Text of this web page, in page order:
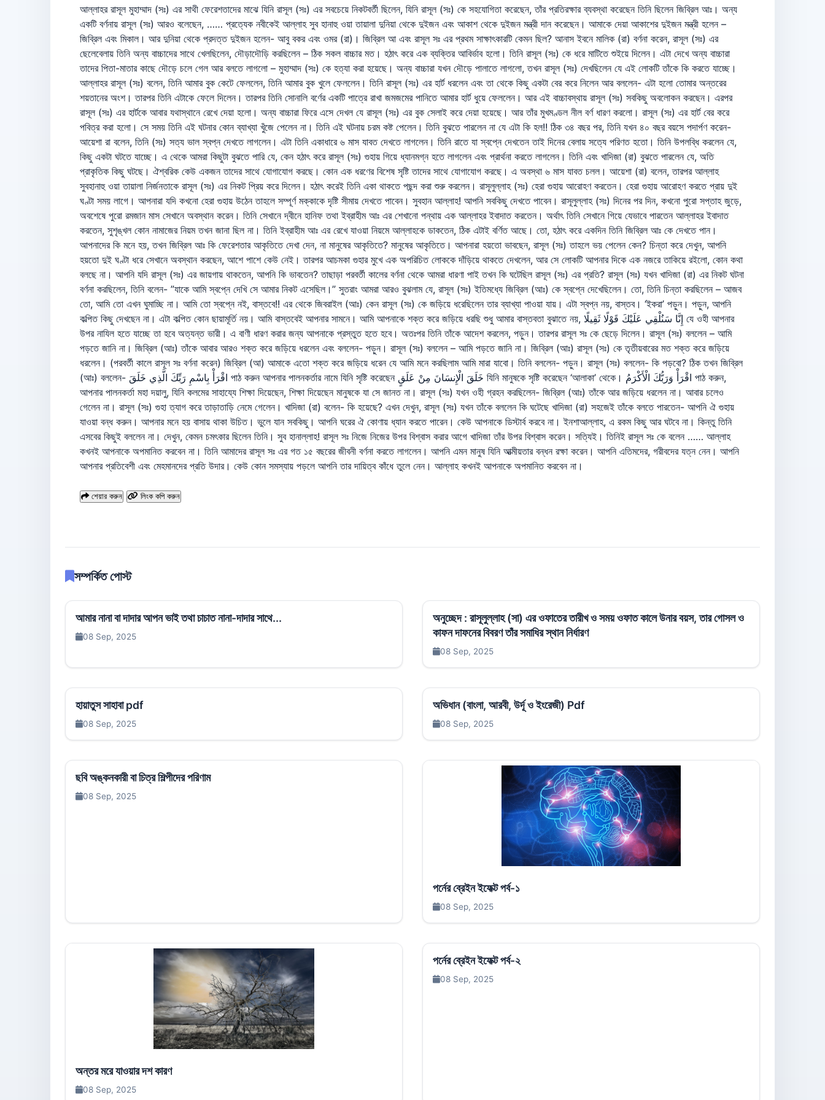
আল্লাহর রাসূল মুহাম্মাদ (সঃ) এর সাথী ফেরেশতাদের মাঝে যিনি রাসূল (সঃ) এর সবচেয়ে নিকটবর্তী ছিলেন, যিনি রাসূল (সঃ) কে সহযোগিতা করেছেন, তাঁর প্রতিরক্ষার ব্যবস্থা করেছেন তিনি ছিলেন জিব্রিল আঃ। অন্য
একটি বর্ণনায় রাসূল (সঃ) আরও বলেছেন, …… প্রত্যেক নবীকেই আল্লাহ সুব হানাহু ওয়া তায়ালা দুনিয়া থেকে দুইজন এবং আকাশ থেকে দুইজন মন্ত্রী দান করেছেন। আমাকে দেয়া আকাশের দুইজন মন্ত্রী হলেন –
জিব্রিল এবং মিকাল। আর দুনিয়া থেকে প্রদত্ত দুইজন হলেন- আবু বকর এবং ওমর (রা)। জিব্রিল আ এবং রাসূল সঃ এর প্রথম সাক্ষাৎকারটি কেমন ছিল? আনাস ইবনে মালিক (রা) বর্ণনা করেন, রাসূল (সঃ) এর
ছেলেবেলায় তিনি অন্য বাচ্চাদের সাথে খেলছিলেন, দৌড়াদৌড়ি করছিলেন – ঠিক সকল বাচ্চার মত। হঠাৎ করে এক ব্যক্তির আবির্ভাব হলো। তিনি রাসূল (সঃ) কে ধরে মাটিতে শুইয়ে দিলেন। এটা দেখে অন্য বাচ্চারা
তাদের পিতা-মাতার কাছে দৌড়ে চলে গেল আর বলতে লাগলো – মুহাম্মাদ (সঃ) কে হত্যা করা হয়েছে। অন্য বাচ্চারা যখন দৌড়ে পালাতে লাগলো, তখন রাসূল (সঃ) দেখছিলেন যে এই লোকটি তাঁকে কি করতে যাচ্ছে।
আল্লাহর রাসূল (সঃ) বলেন, তিনি আমার বুক কেটে ফেললেন, তিনি আমার বুক খুলে ফেললেন। তিনি রাসূল (সঃ) এর হার্ট ধরলেন এবং তা থেকে কিছু একটা বের করে নিলেন আর বললেন- এটা হলো তোমার অন্তরের
শয়তানের অংশ। তারপর তিনি এটাকে ফেলে দিলেন। তারপর তিনি সোনালি বর্ণের একটি পাত্রে রাখা জমজমের পানিতে আমার হার্ট ধুয়ে ফেললেন। আর এই বাচ্চাবস্থায় রাসূল (সঃ) সবকিছু অবলোকন করছেন। এরপর
রাসূল (সঃ) এর হার্টকে আবার যথাস্থানে রেখে দেয়া হলো। অন্য বাচ্চারা ফিরে এসে দেখল যে রাসূল (সঃ) এর বুক সেলাই করে দেয়া হয়েছে। আর তাঁর মুখমণ্ডল নীল বর্ণ ধারণ করলো। রাসূল (সঃ) এর হার্ট বের করে
পবিত্র করা হলো। সে সময় তিনি এই ঘটনার কোন ব্যাখ্যা খুঁজে পেলেন না। তিনি এই ঘটনায় চরম কষ্ট পেলেন। তিনি বুঝতে পারলেন না যে এটা কি হল!! ঠিক ৩৪ বছর পর, তিনি যখন ৪০ বছর বয়সে পদার্পণ করেন-
আয়েশা রা বলেন, তিনি (সঃ) সত্য ভাল স্বপ্ন দেখতে লাগলেন। এটা তিনি একাধারে ৬ মাস যাবত দেখতে লাগলেন। তিনি রাতে যা স্বপ্নে দেখতেন তাই দিনের বেলায় সত্যে পরিণত হতো। তিনি উপলব্ধি করলেন যে,
কিছু একটা ঘটতে যাচ্ছে। এ থেকে আমরা কিছুটা বুঝতে পারি যে, কেন হঠাৎ করে রাসূল (সঃ) গুহায় গিয়ে ধ্যানমগ্ন হতে লাগলেন এবং প্রার্থনা করতে লাগলেন। তিনি এবং খাদিজা (রা) বুঝতে পারলেন যে, অতি
প্রাকৃতিক কিছু ঘটছে। ঐশ্বরিক কেউ একজন তাদের সাথে যোগাযোগ করছে। কোন এক ধরণের বিশেষ সৃষ্টি তাদের সাথে যোগাযোগ করছে। এ অবস্থা ৬ মাস যাবত চলল। আয়েশা (রা) বলেন, তারপর আল্লাহ
সুবহানাহু ওয়া তায়ালা নির্জনতাকে রাসূল (সঃ) এর নিকট প্রিয় করে দিলেন। হঠাৎ করেই তিনি একা থাকতে পছন্দ করা শুরু করলেন। রাসূলুল্লাহ (সঃ) হেরা গুহায় আরোহণ করতেন। হেরা গুহায় আরোহণ করতে প্রায় দুই
ঘণ্টা সময় লাগে। আপনারা যদি কখনো হেরা গুহায় উঠেন তাহলে সম্পূর্ণ মক্কাকে দৃষ্টি সীমায় দেখতে পাবেন। সুবহান আল্লাহ! আপনি সবকিছু দেখতে পাবেন। রাসূলুল্লাহ (সঃ) দিনের পর দিন, কখনো পুরো সপ্তাহ জুড়ে,
অবশেষে পুরো রমজান মাস সেখানে অবস্থান করেন। তিনি সেখানে দ্বীনে হানিফ তথা ইব্রাহীম আঃ এর শেখানো পন্থায় এক আল্লাহর ইবাদাত করতেন। অর্থাৎ তিনি সেখানে গিয়ে যেভাবে পারতেন আল্লাহর ইবাদাত
করতেন, সুশৃঙ্খল কোন নামাজের নিয়ম তখন জানা ছিল না। তিনি ইব্রাহীম আঃ এর রেখে যাওয়া নিয়মে আল্লাহকে ডাকতেন, ঠিক এটাই বর্ণিত আছে। তো, হঠাৎ করে একদিন তিনি জিব্রিল আঃ কে দেখতে পান।
আপনাদের কি মনে হয়, তখন জিব্রিল আঃ কি ফেরেশতার আকৃতিতে দেখা দেন, না মানুষের আকৃতিতে? মানুষের আকৃতিতে। আপনারা হয়তো ভাবছেন, রাসূল (সঃ) তাহলে ভয় পেলেন কেন? চিন্তা করে দেখুন, আপনি
হয়তো দুই ঘণ্টা ধরে সেখানে অবস্থান করছেন, আশে পাশে কেউ নেই। তারপর আচমকা গুহার মুখে এক অপরিচিত লোককে দাঁড়িয়ে থাকতে দেখলেন, আর সে লোকটি আপনার দিকে এক নজরে তাকিয়ে রইলো, কোন কথা
বলছে না। আপনি যদি রাসূল (সঃ) এর জায়গায় থাকতেন, আপনি কি ভাবতেন? তাছাড়া পরবর্তী কালের বর্ণনা থেকে আমরা ধারণা পাই তখন কি ঘটেছিল রাসূল (সঃ) এর প্রতি? রাসূল (সঃ) যখন খাদিজা (রা) এর নিকট ঘটনা
বর্ণনা করছিলেন, তিনি বলেন- ”যাকে আমি স্বপ্নে দেখি সে আমার নিকট এসেছিল।” সুতরাং আমরা আরও বুঝলাম যে, রাসূল (সঃ) ইতিমধ্যে জিব্রিল (আঃ) কে স্বপ্নে দেখেছিলেন। তো, তিনি চিন্তা করছিলেন – আজব
তো, আমি তো এখন ঘুমাচ্ছি না। আমি তো স্বপ্নে নই, বাস্তবে!! এর থেকে জিবরাইল (আঃ) কেন রাসূল (সঃ) কে জড়িয়ে ধরেছিলেন তার ব্যাখ্যা পাওয়া যায়। এটা স্বপ্ন নয়, বাস্তব। ‘ইকরা’ পড়ুন। পড়ুন, আপনি
কল্পিত কিছু দেখছেন না। এটা কল্পিত কোন ছায়ামূর্তি নয়। আমি বাস্তবেই আপনার সামনে। আমি আপনাকে শক্ত করে জড়িয়ে ধরছি শুধু আমার বাস্তবতা বুঝাতে নয়, إِنَّا سَنُلْقِي عَلَيْكَ قَوْلًا ثَقِيلًا যে ওহী আপনার
উপর নাযিল হতে যাচ্ছে তা হবে অত্যন্ত ভারী। এ বাণী ধারণ করার জন্য আপনাকে প্রস্তুত হতে হবে। অতঃপর তিনি তাঁকে আদেশ করলেন, পড়ুন। তারপর রাসূল সঃ কে ছেড়ে দিলেন। রাসূল (সঃ) বললেন – আমি
পড়তে জানি না। জিব্রিল (আঃ) তাঁকে আবার আরও শক্ত করে জড়িয়ে ধরলেন এবং বললেন- পড়ুন। রাসূল (সঃ) বললেন – আমি পড়তে জানি না। জিব্রিল (আঃ) রাসূল (সঃ) কে তৃতীয়বারের মত শক্ত করে জড়িয়ে
ধরলেন। (পরবর্তী কালে রাসূল সঃ বর্ণনা করেন) জিব্রিল (আ) আমাকে এতো শক্ত করে জড়িয়ে ধরেন যে আমি মনে করছিলাম আমি মারা যাবো। তিনি বললেন- পড়ুন। রাসূল (সঃ) বললেন- কি পড়বো? ঠিক তখন জিব্রিল
(আঃ) বললেন- اقْرَأْ بِاسْمِ رَبِّكَ الَّذِي خَلَقَ পাঠ করুন আপনার পালনকর্তার নামে যিনি সৃষ্টি করেছেন خَلَقَ الْإِنسَانَ مِنْ عَلَقٍ যিনি মানুষকে সৃষ্টি করেছেন ‘আলাকা’ থেকে। اقْرَأْ وَرَبُّكَ الْأَكْرَمُ পাঠ করুন,
আপনার পালনকর্তা মহা দয়ালু, যিনি কলমের সাহায্যে শিক্ষা দিয়েছেন, শিক্ষা দিয়েছেন মানুষকে যা সে জানত না। রাসূল (সঃ) যখন ওহী গ্রহন করছিলেন- জিব্রিল (আঃ) তাঁকে আর জড়িয়ে ধরলেন না। আবার চলেও
গেলেন না। রাসূল (সঃ) গুহা ত্যাগ করে তাড়াতাড়ি নেমে গেলেন। খাদিজা (রা) বলেন- কি হয়েছে? এখন দেখুন, রাসূল (সঃ) যখন তাঁকে বললেন কি ঘটেছে খাদিজা (রা) সহজেই তাঁকে বলতে পারতেন- আপনি ঐ গুহায়
যাওয়া বন্ধ করুন। আপনার মনে হয় বাসায় থাকা উচিত। ভুলে যান সবকিছু। আপনি ঘরের ঐ কোণায় ধ্যান করতে পারেন। কেউ আপনাকে ডিস্টার্ব করবে না। ইনশাআল্লাহ, এ রকম কিছু আর ঘটবে না। কিন্তু তিনি
এসবের কিছুই বললেন না। দেখুন, কেমন চমৎকার ছিলেন তিনি। সুব হানাল্লাহ! রাসূল সঃ নিজে নিজের উপর বিশ্বাস করার আগে খাদিজা তাঁর উপর বিশ্বাস করেন। সত্যিই। তিনিই রাসূল সঃ কে বলেন …… আল্লাহ
কখনই আপনাকে অপমানিত করবেন না। তিনি আমাদের রাসূল সঃ এর গত ১৫ বছরের জীবনী বর্ণনা করতে লাগলেন। আপনি এমন মানুষ যিনি আত্মীয়তার বন্ধন রক্ষা করেন। আপনি এতিমদের, গরীবদের যত্ন নেন। আপনি
আপনার প্রতিবেশী এবং মেহমানদের প্রতি উদার। কেউ কোন সমস্যায় পড়লে আপনি তার দায়িত্ব কাঁধে তুলে নেন। আল্লাহ কখনই আপনাকে অপমানিত করবেন না।
শেয়ার করুন লিংক কপি করুন
সম্পর্কিত পোস্ট
আমার নানা বা দাদার আপন ভাই তথা চাচাত নানা-দাদার সাথে...
08 Sep, 2025
অনুচ্ছেদ : রাসূলুল্লাহ (সা) এর ওফাতের তারীখ ও সময় ওফাত কালে উনার বয়স, তার গোসল ও
কাফন দাফনের বিবরণ তাঁর সমাধির স্থান নির্ধারণ
08 Sep, 2025
হায়াতুস সাহাবা pdf
08 Sep, 2025
অভিধান (বাংলা, আরবী, উর্দূ ও ইংরেজী) Pdf
08 Sep, 2025
ছবি অঙ্কনকারী বা চিত্র শিল্পীদের পরিণাম
08 Sep, 2025
পর্নের ব্রেইন ইফেক্ট পর্ব-১
08 Sep, 2025
অন্তর মরে যাওয়ার দশ কারণ
08 Sep, 2025
পর্নের ব্রেইন ইফেক্ট পর্ব-২
08 Sep, 2025